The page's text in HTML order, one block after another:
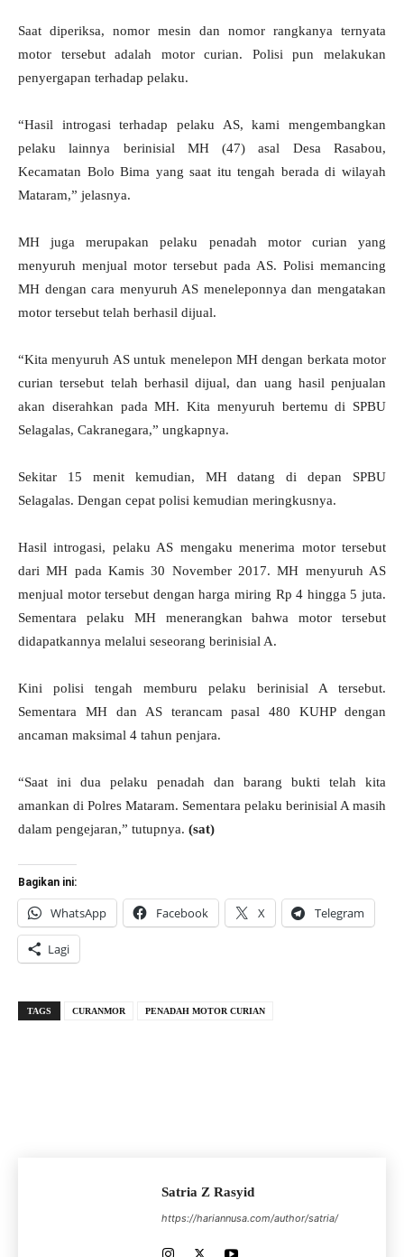
Saat diperiksa, nomor mesin dan nomor rangkanya ternyata
motor tersebut adalah motor curian. Polisi pun melakukan
penyergapan terhadap pelaku.
“Hasil introgasi terhadap pelaku AS, kami mengembangkan
pelaku lainnya berinisial MH (47) asal Desa Rasabou,
Kecamatan Bolo Bima yang saat itu tengah berada di wilayah
Mataram,” jelasnya.
MH juga merupakan pelaku penadah motor curian yang
menyuruh menjual motor tersebut pada AS. Polisi memancing
MH dengan cara menyuruh AS meneleponnya dan mengatakan
motor tersebut telah berhasil dijual.
“Kita menyuruh AS untuk menelepon MH dengan berkata motor
curian tersebut telah berhasil dijual, dan uang hasil penjualan
akan diserahkan pada MH. Kita menyuruh bertemu di SPBU
Selagalas, Cakranegara,” ungkapnya.
Sekitar 15 menit kemudian, MH datang di depan SPBU
Selagalas. Dengan cepat polisi kemudian meringkusnya.
Hasil introgasi, pelaku AS mengaku menerima motor tersebut
dari MH pada Kamis 30 November 2017. MH menyuruh AS
menjual motor tersebut dengan harga miring Rp 4 hingga 5 juta.
Sementara pelaku MH menerangkan bahwa motor tersebut
didapatkannya melalui seseorang berinisial A.
Kini polisi tengah memburu pelaku berinisial A tersebut.
Sementara MH dan AS terancam pasal 480 KUHP dengan
ancaman maksimal 4 tahun penjara.
“Saat ini dua pelaku penadah dan barang bukti telah kita
amankan di Polres Mataram. Sementara pelaku berinisial A masih
dalam pengejaran,” tutupnya. (sat)
Bagikan ini:
WhatsApp Facebook X Telegram
Lagi
TAGS CURANMOR PENADAH MOTOR CURIAN
Satria Z Rasyid
https://hariannusa.com/author/satria/